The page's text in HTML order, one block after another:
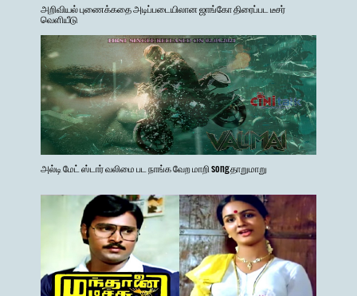
அறிவியல் புணைக்கதை அடிப்படையிலான ஜாங்கோ திரைப்பட டீசர்
வெளியீடு
அல்டி மேட் ஸ்டார் வலிமை பட நாங்க வேற மாறி song தாறுமாறு